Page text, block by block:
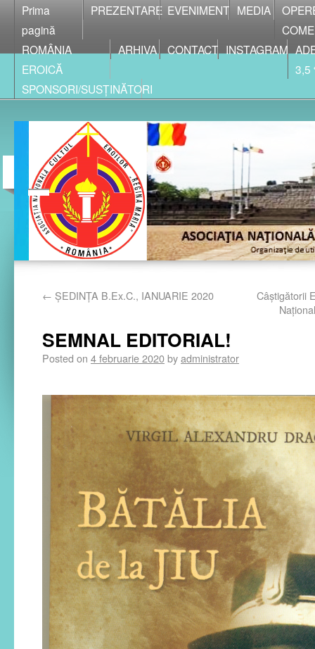
Prima
pagină
PREZENTARE EVENIMENT MEDIA
ROMÂNIA
EROICĂ
ARHIVA CONTACT INSTAGRAM
3,5
SPONSORI/SUSȚINĂTORI
← ȘEDINȚA B.Ex.C., IANUARIE 2020
Câştigătorii
SEMNAL EDITORIAL!
Posted on 4 februarie 2020byadministrator